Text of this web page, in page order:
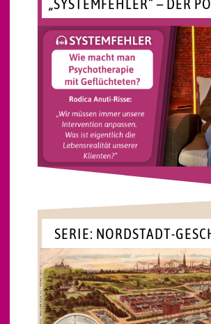
„SYSTEMFEHLER“ – DER
SERIE: NORDSTADT-